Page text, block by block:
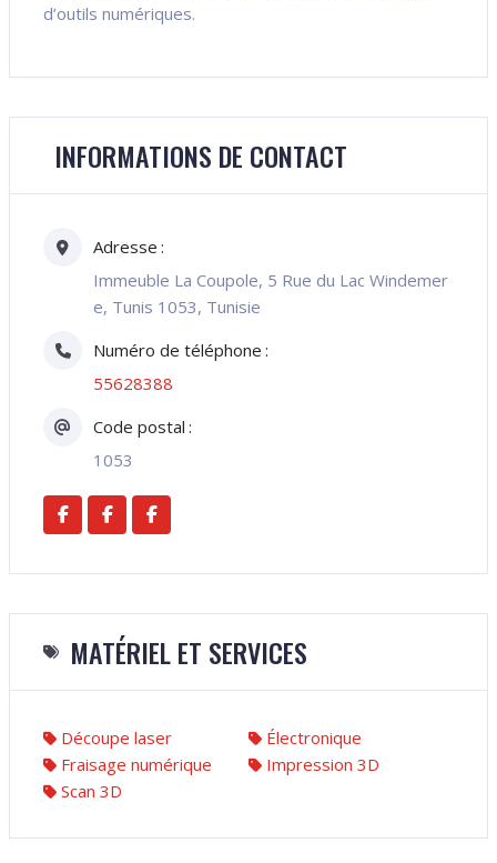
d’outils numériques.
INFORMATIONS DE CONTACT
Adresse
Immeuble La Coupole, 5 Rue du Lac Windemer
e, Tunis 1053, Tunisie
Numéro de téléphone
55628388
Code postal
1053
MATÉRIEL ET SERVICES
Découpe laser
Électronique
Fraisage numérique
Impression 3D
Scan 3D